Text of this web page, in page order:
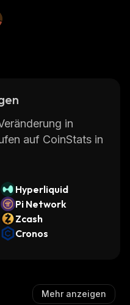
in
auf CoinStats in
Hyperliquid
Pi Network
Zcash
Cronos
Mehr anzeigen